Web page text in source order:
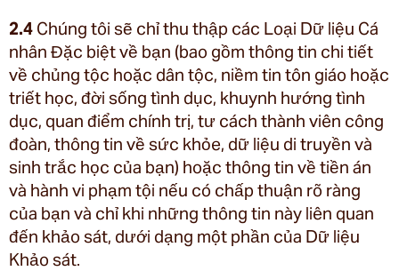
2.4 Chúng tôi sẽ chỉ thu thập các Loại Dữ liệu Cá
nhân Đặc biệt về bạn (bao gồm thông tin chi tiết
về chủng tộc hoặc dân tộc, niềm tin tôn giáo hoặc
triết học, đời sống tình dục, khuynh hướng tình
dục, quan điểm chính trị, tư cách thành viên công
đoàn, thông tin về sức khỏe, dữ liệu di truyền và
sinh trắc học của bạn) hoặc thông tin về tiền án
và hành vi phạm tội nếu có chấp thuận rõ ràng
của bạn và chỉ khi những thông tin này liên quan
đến khảo sát, dưới dạng một phần của Dữ liệu
Khảo sát.